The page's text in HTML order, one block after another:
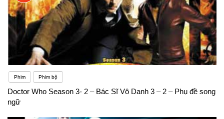
Phim Phim bộ
Doctor Who Season 3- 2 – Bác Sĩ Vô Danh 3 – 2 – Phụ đề song
ngữ